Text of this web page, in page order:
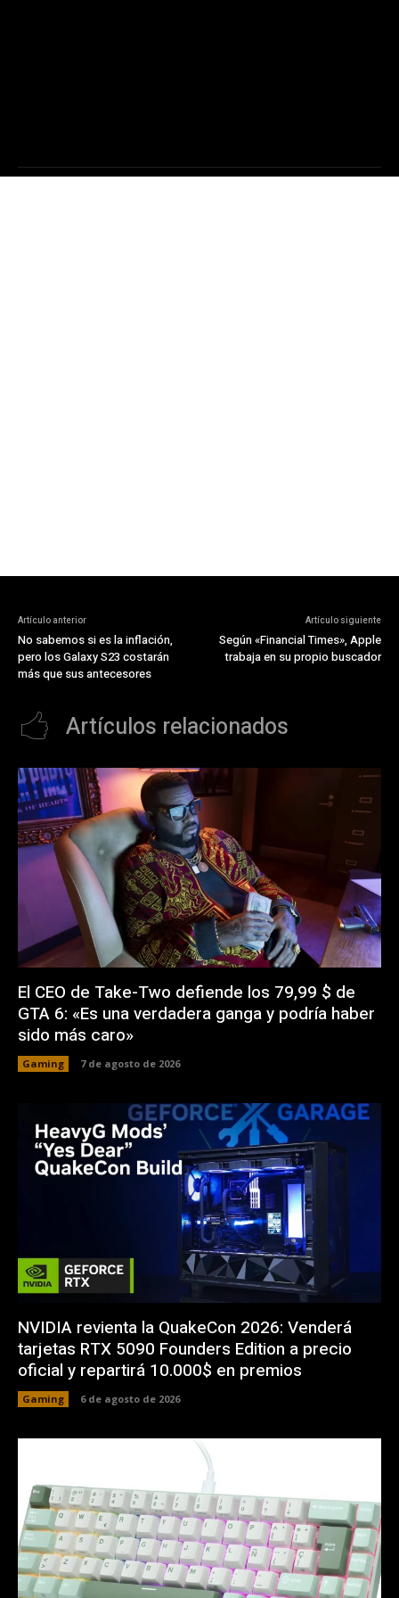
Artículo anterior
No sabemos si es la inflación,
pero los Galaxy S23 costarán
más que sus antecesores
Artículo siguiente
Según «Financial Times», Apple
trabaja en su propio buscador
Artículos relacionados
El CEO de Take-Two defiende los 79,99 $ de
GTA 6: «Es una verdadera ganga y podría haber
sido más caro»
Gaming 7 de agosto de 2026
NVIDIA revienta la QuakeCon 2026: Venderá
tarjetas RTX 5090 Founders Edition a precio
oficial y repartirá 10.000$ en premios
Gaming 6 de agosto de 2026